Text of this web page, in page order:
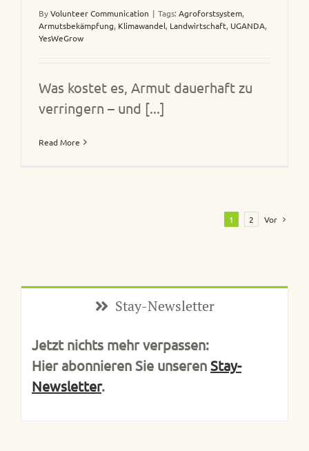
ByVolunteer Communication | Tags: Agroforstsystem,
Armutsbekämpfung, Klimawandel, Landwirtschaft, UGANDA,
YesWeGrow
Was kostet es, Armut dauerhaft zu
verringern – und [...]
Read More
1 2 Vor
Stay-Newsletter
Jetzt nichts mehr verpassen:
Hier abonnieren Sie unseren Stay-
Newsletter.